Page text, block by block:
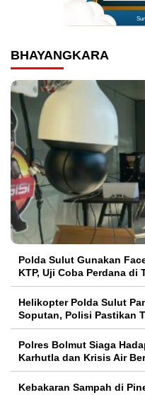
BHAYANGKARA
Polda Sulut Gunakan
KTP, Uji Coba Perdana di
Helikopter Polda Sulut
Soputan, Polisi Pastikan
Polres Bolmut Siaga
Karhutla dan Krisis Air
Kebakaran Sampah di